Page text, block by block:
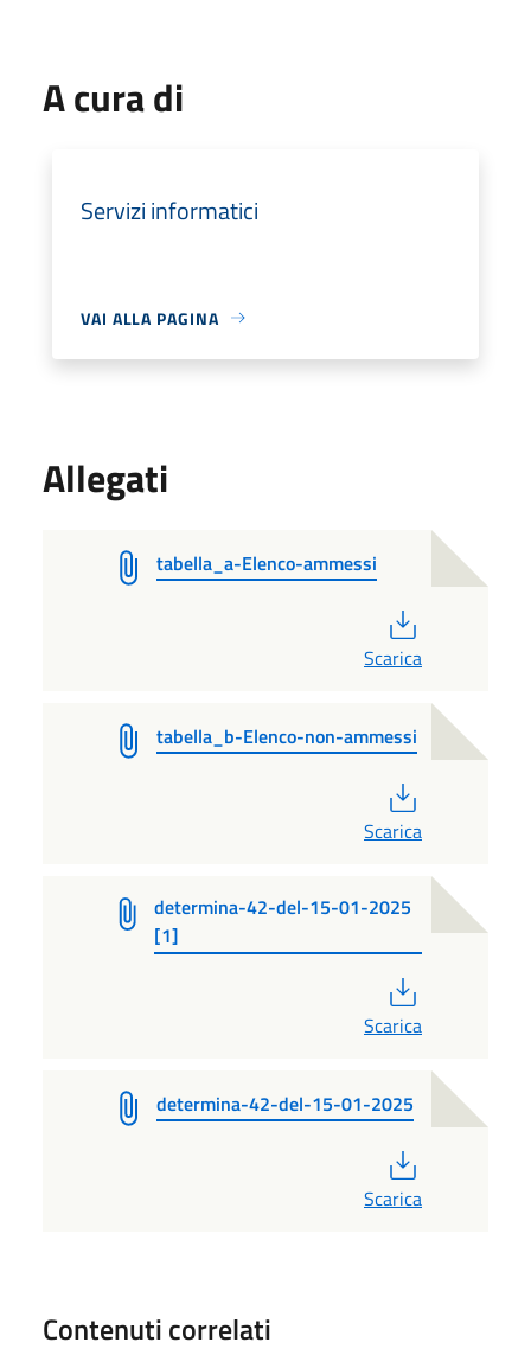
A cura di
Servizi informatici
VAI ALLA PAGINA
Allegati
tabella_a-Elenco-ammessi
Scarica
tabella_b-Elenco-non-ammessi
Scarica
determina-42-del-15-01-2025
[1]
Scarica
determina-42-del-15-01-2025
Scarica
Contenuti correlati